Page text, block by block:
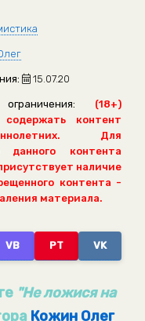
15.07.20
(18+)
контент
Для
данного контента
наличие
контента -
материала.
VB PT VK
"Не ложися на
Кожин Олег